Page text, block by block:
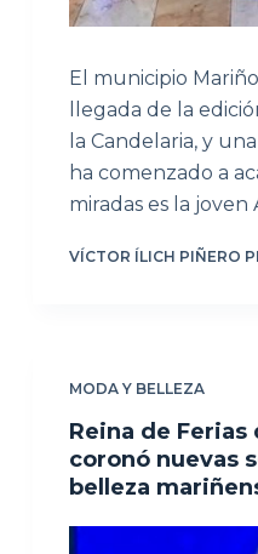
El municipio
llegada de la
la Candelaria, y
ha comenzado a
miradas es la
VÍCTOR ÍLICH PIÑERO
MODA Y BELLEZA
Reina de Ferias
coronó nuevas
belleza